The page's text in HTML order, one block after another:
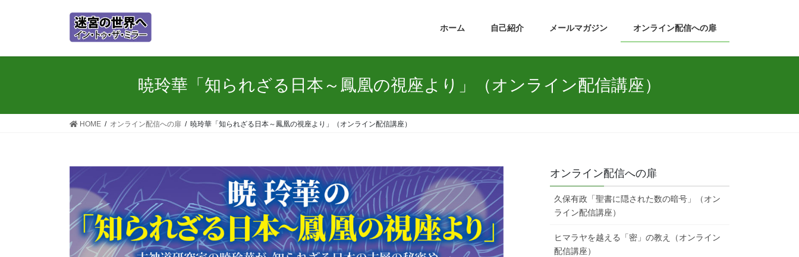
ホーム 自己紹介 メールマガジン オンライン配信への扉
暁玲華「知られざる日本～鳳凰の視座より」（オンライン配信講座）
HOME オンライン配信への扉 暁玲華「知られざる日本～鳳凰の視座より」（オンライン配信講座）
オンライン配信への扉
久保有政「聖書に隠された数の暗号」（オン
ライン配信講座）
ヒマラヤを越える「密」の教え（オンライン
配信講座）